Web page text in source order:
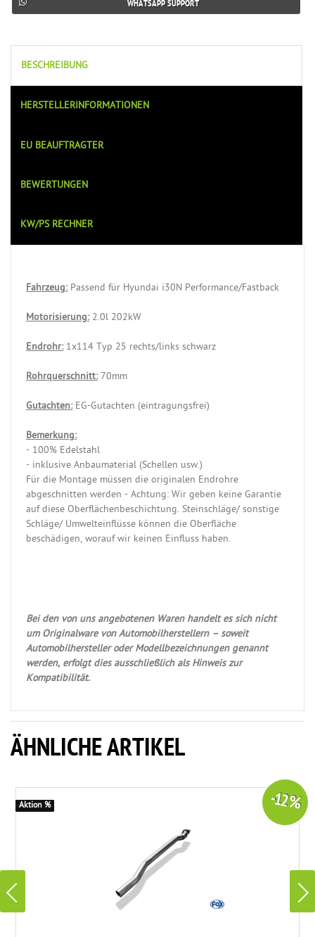
WHATSAPP SUPPORT
BESCHREIBUNG
HERSTELLERINFORMATIONEN
EU BEAUFTRAGTER
BEWERTUNGEN
KW/PS RECHNER
Fahrzeug:Passend für Hyundai i30N Performance/Fastback
Motorisierung:2.0l 202kW
Endrohr: 1x114 Typ 25 rechts/links schwarz
Rohrquerschnitt:70mm
Gutachten:EG-Gutachten (eintragungsfrei)
Bemerkung:
- 100% Edelstahl
- inklusive Anbaumaterial (Schellen usw.)
Für die Montage müssen die originalen Endrohre
abgeschnitten werden - Achtung: Wir geben keine Garantie
auf diese Oberflächenbeschichtung. Steinschläge/ sonstige
Schläge/ Umwelteinflüsse können die Oberfläche
beschädigen, worauf wir keinen Einfluss haben.
Bei den von uns angebotenen Waren handelt es sich nicht
um Originalware von Automobilherstellern – soweit
Automobilhersteller oder Modellbezeichnungen genannt
werden, erfolgt dies ausschließlich als Hinweis zur
Kompatibilität.
ÄHNLICHE ARTIKEL
-12 %
Aktion %